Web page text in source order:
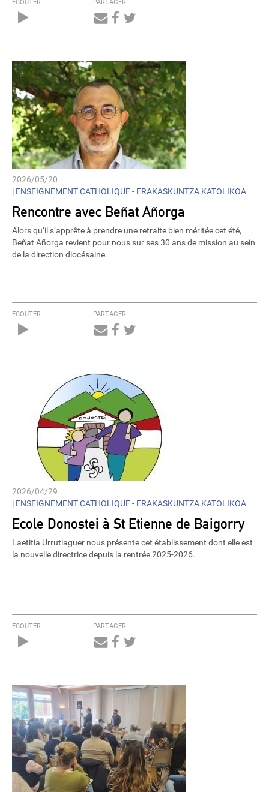
ÉCOUTER PARTAGER
2026/05/20
| ENSEIGNEMENT CATHOLIQUE - ERAKASKUNTZA KATOLIKOA
Rencontre avec Beñat Añorga
Alors qu’il s’apprête à prendre une retraite bien méritée cet été,
Beñat Añorga revient pour nous sur ses 30 ans de mission au sein
de la direction diocésaine.
ÉCOUTER PARTAGER
2026/04/29
| ENSEIGNEMENT CATHOLIQUE - ERAKASKUNTZA KATOLIKOA
Ecole Donostei à St Etienne de Baigorry
Laetitia Urrutiaguer nous présente cet établissement dont elle est
la nouvelle directrice depuis la rentrée 2025-2026.
ÉCOUTER PARTAGER